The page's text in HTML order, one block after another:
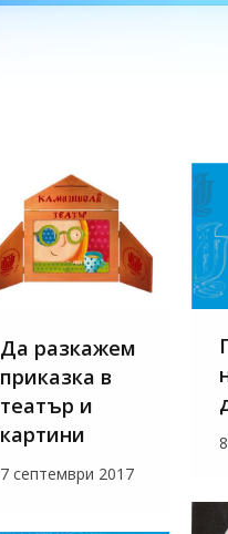
Да разкажем
приказка в
театър и
картини
7 септември 2017